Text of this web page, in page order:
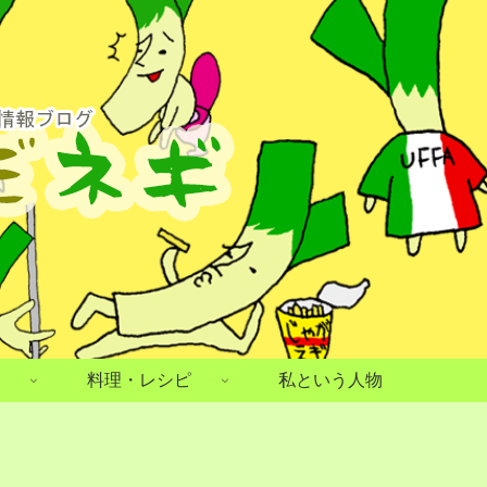
料理・レシピ 私という人物